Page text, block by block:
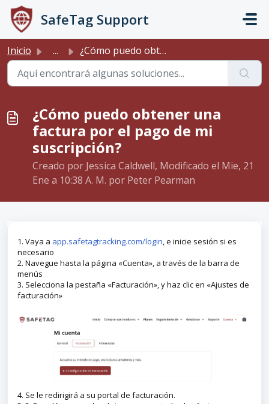
Saltar al contenido principal
SafeTag Support
Inicio ... ¿Cómo puedo obtener una factura por el pago de mi suscrip...
¿Cómo puedo obtener una
factura por el pago de mi
suscripción?
Creado por Jessica Caldwell, Modificado el Mie, 21
Ene a 10:38 A. M. por Peter Pearman
1. Vaya a app.safetagtracking.com/login, e inicie sesión si es
necesario
2. Navegue hasta la página «Cuenta», a través de la barra de
menús
3. Selecciona la pestaña «Facturación», y haz clic en «Ajustes de
facturación»
4. Se le redirigirá a su portal de facturación.